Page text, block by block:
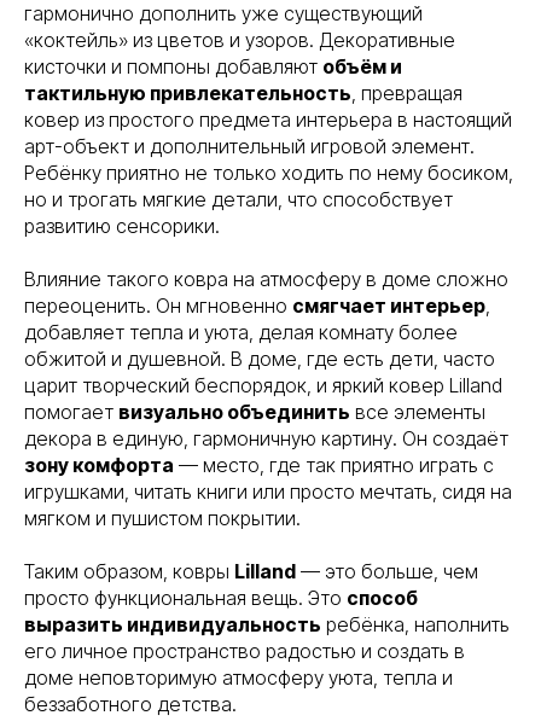
гармонично дополнить уже существующий
«коктейль» из цветов и узоров. Декоративные
кисточки и помпоны добавляют объём и
тактильную привлекательность, превращая
ковер из простого предмета интерьера в настоящий
арт-объект и дополнительный игровой элемент.
Ребёнку приятно не только ходить по нему босиком,
но и трогать мягкие детали, что способствует
развитию сенсорики.
Влияние такого ковра на атмосферу в доме сложно
переоценить. Он мгновенно смягчает интерьер,
добавляет тепла и уюта, делая комнату более
обжитой и душевной. В доме, где есть дети, часто
царит творческий беспорядок, и яркий ковер Lilland
помогает визуально объединить все элементы
декора в единую, гармоничную картину. Он создаёт
зону комфорта — место, где так приятно играть с
игрушками, читать книги или просто мечтать, сидя на
мягком и пушистом покрытии.
Таким образом, ковры Lilland — это больше, чем
просто функциональная вещь. Это способ
выразить индивидуальность ребёнка, наполнить
его личное пространство радостью и создать в
доме неповторимую атмосферу уюта, тепла и
беззаботного детства.